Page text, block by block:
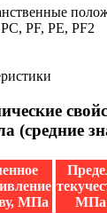
PF, PE, PF2
(средние
МПа
МПа